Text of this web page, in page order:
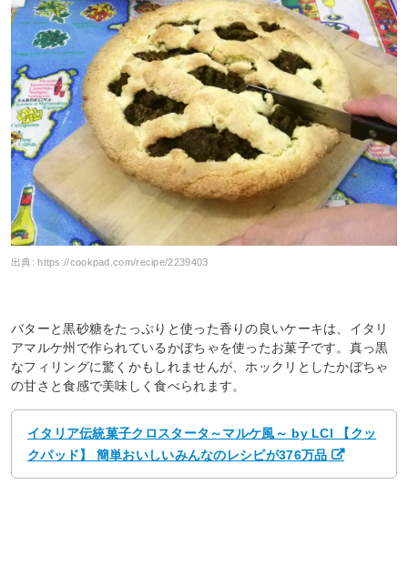
出典: https://cookpad.com/recipe/2239403
バターと黒砂糖をたっぷりと使った香りの良いケーキは、イタリ
アマルケ州で作られているかぼちゃを使ったお菓子です。真っ黒
なフィリングに驚くかもしれませんが、ホックリとしたかぼちゃ
の甘さと食感で美味しく食べられます。
イタリア伝統菓子クロスタータ～マルケ風～ by LCI 【クッ
クパッド】 簡単おいしいみんなのレシピが376万品